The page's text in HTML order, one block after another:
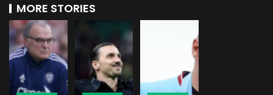
MORE STORIES